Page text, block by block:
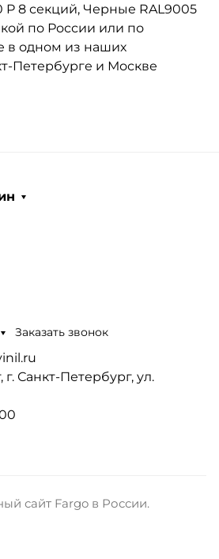
P 8 секций, Черные RAL9005
по России или по
в одном из наших
Петербурге и Москве
Заказать звонок
Санкт-Петербург, ул.
сайт Fargo в России.